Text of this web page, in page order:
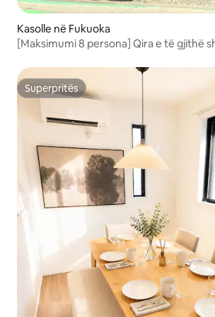
Kasolle në Fukuoka
[Maksimumi 8 persona] Qira e të gjithë
japoneze / Verandë
Superpritës
Superpritës